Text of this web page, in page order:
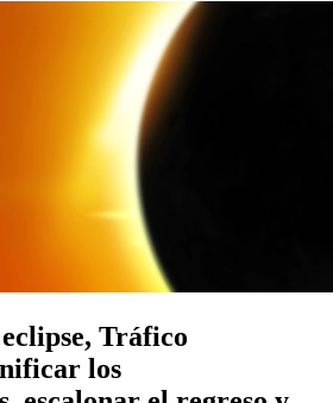
Tráfico
los